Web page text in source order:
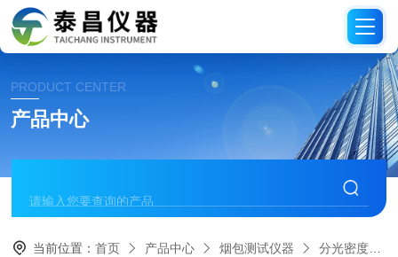
PRODUCT CENTER
产品中心
当前位置：首页 产品中心 烟包测试仪器 分光密度仪